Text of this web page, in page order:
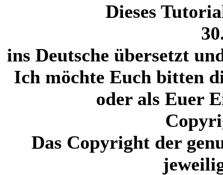
Dieses
ins Deutsche übersetzt
Ich möchte Euch bitten
oder als Euer
Das Copyright der